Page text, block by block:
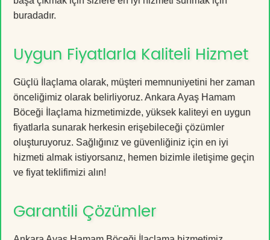
buradadır.
Uygun Fiyatlarla Kaliteli Hizmet
Güçlü İlaçlama olarak, müşteri memnuniyetini her zaman
önceliğimiz olarak belirliyoruz. Ankara Ayaş Hamam
Böceği İlaçlama hizmetimizde, yüksek kaliteyi en uygun
fiyatlarla sunarak herkesin erişebileceği çözümler
oluşturuyoruz. Sağlığınız ve güvenliğiniz için en iyi
hizmeti almak istiyorsanız, hemen bizimle iletişime geçin
ve fiyat teklifimizi alın!
Garantili Çözümler